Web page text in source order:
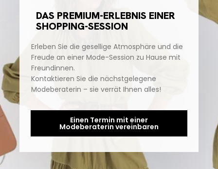
DAS PREMIUM-ERLEBNIS EINER
SHOPPING-SESSION
Erleben Sie die gesellige Atmosphäre und die
Freude an einer Mode-Session zu Hause mit
Freundinnen.
Kontaktieren Sie die nächstgelegene
Modeberaterin – sie verrät Ihnen alles!
Einen Termin mit einer
Modeberaterin vereinbaren